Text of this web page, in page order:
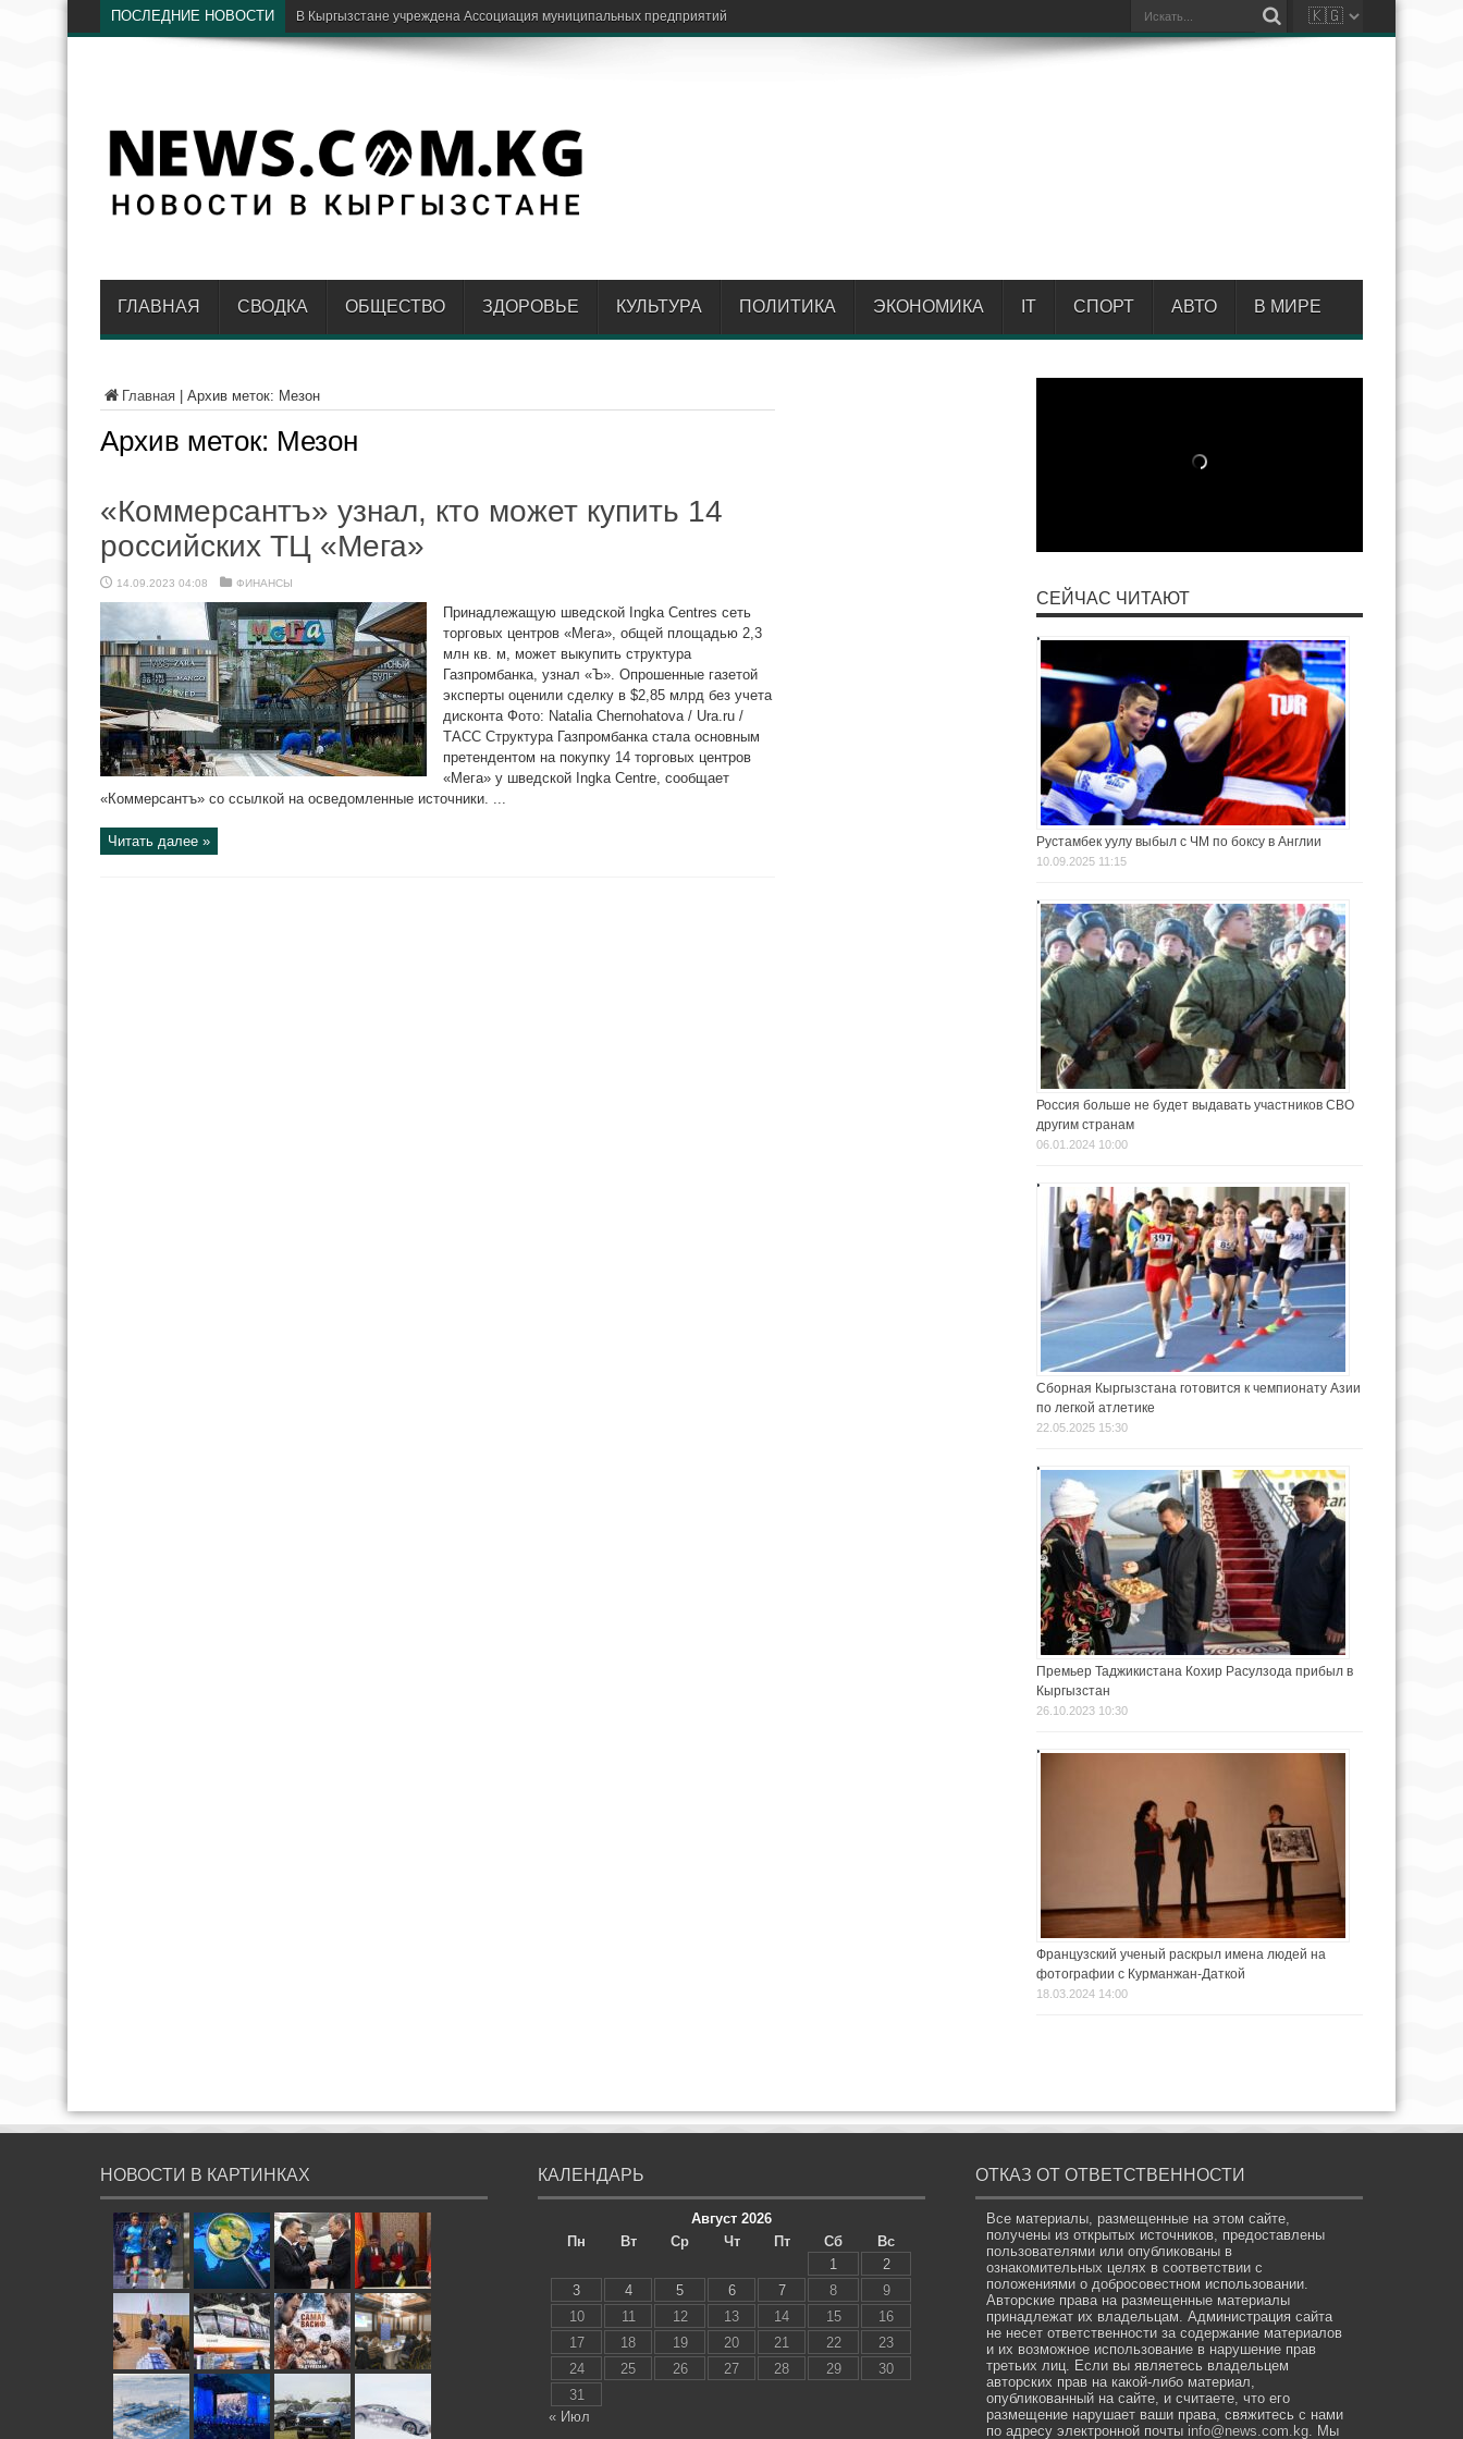
ПОСЛЕДНИЕ НОВОСТИ В Кыргызстане учреждена Ассоциация муниципальных предприятий
ГЛАВНАЯ СВОДКА ОБЩЕСТВО ЗДОРОВЬЕ КУЛЬТУРА ПОЛИТИКА ЭКОНОМИКА IT СПОРТ АВТО В МИРЕ
Главная Архив меток: Мезон
Архив меток: Мезон
«Коммерсантъ» узнал, кто может купить 14
российских ТЦ «Мега»
14.09.2023 04:08 ФИНАНСЫ
Принадлежащую шведской Ingka Centres сеть
торговых центров «Мега», общей площадью 2,3
млн кв. м, может выкупить структура
Газпромбанка, узнал «Ъ». Опрошенные газетой
эксперты оценили сделку в $2,85 млрд без учета
дисконта Фото: Natalia Chernohatova / Ura.ru /
ТАСС Структура Газпромбанка стала основным
претендентом на покупку 14 торговых центров
«Мега» у шведской Ingka Centre, сообщает
«Коммерсантъ» со ссылкой на осведомленные источники. ...
Читать далее »
СЕЙЧАС ЧИТАЮТ
Рустамбек уулу выбыл с ЧМ по боксу в Англии
10.09.2025 11:15
Россия больше не будет выдавать участников СВО
другим странам
06.01.2024 10:00
Сборная Кыргызстана готовится к чемпионату Азии
по легкой атлетике
22.05.2025 15:30
Премьер Таджикистана Кохир Расулзода прибыл в
Кыргызстан
26.10.2023 10:30
Французский ученый раскрыл имена людей на
фотографии с Курманжан-Даткой
18.03.2024 14:00
НОВОСТИ В КАРТИНКАХ КАЛЕНДАРЬ
Август 2026
Пн
Вт Ср Чт Пт Сб
Вс
1
2
3
4 5 6 7 8
9
10
11 12 13 14 15
16
17
18 19 20 21 22
23
24
25 26 27 28 29
30
31
« Июл
ОТКАЗ ОТ ОТВЕТСТВЕННОСТИ
Все материалы, размещенные на этом сайте,
получены из открытых источников, предоставлены
пользователями или опубликованы в
ознакомительных целях в соответствии с
положениями о добросовестном использовании.
Авторские права на размещенные материалы
принадлежат их владельцам. Администрация сайта
не несет ответственности за содержание материалов
и их возможное использование в нарушение прав
третьих лиц. Если вы являетесь владельцем
авторских прав на какой-либо материал,
опубликованный на сайте, и считаете, что его
размещение нарушает ваши права, свяжитесь с нами
по адресу электронной почты info@news.com.kg. Мы